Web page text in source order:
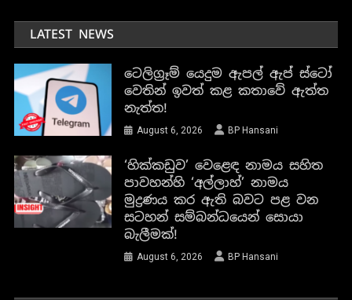
LATEST NEWS
ටෙලිග්‍රෑම් යෙදුම ඇපල් ඇප් ස්ටෝ
වෙතින් ඉවත් කළ කතාවේ ඇත්ත
නැත්ත!
August 6, 2026 BP Hansani
‘හික්කඩුව’ වෙළෙඳ නාමය සහිත
පාවහන්හි ‘අල්ලාහ්’ නාමය
මුද්‍රණය කර ඇති බවට පළ වන
සටහන් සම්බන්ධයෙන් සොයා
බැලීමක්!
August 6, 2026 BP Hansani